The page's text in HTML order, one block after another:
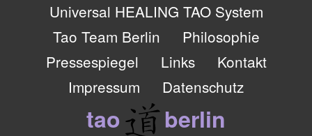
Universal HEALING TAO System
Tao Team Berlin
Philosophie
Pressespiegel
Links
Kontakt
Impressum
Datenschutz
tao berlin